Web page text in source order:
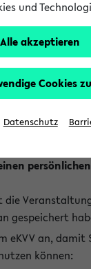
Funktionsweise
Sie auf
Ihnen das eKVV
gespeichert
eKVV an, damit
können:
und
Alle akzeptieren
Cookies
Datenschutz